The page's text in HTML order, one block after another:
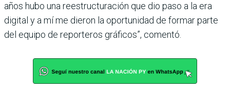
años hubo una reestructuración que dio paso a la era
digital y a mí me dieron la oportunidad de formar parte
del equipo de reporteros gráficos”, comentó.